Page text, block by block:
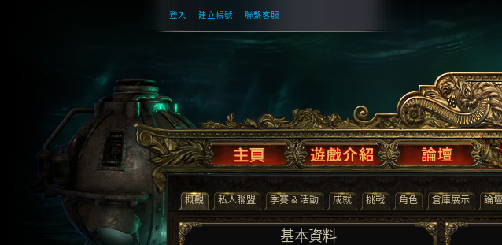
登入 建立帳號 聯繫客服
概觀 私人聯盟 季賽 & 活動 成就 挑戰 角色 倉庫展示 論
基本資料